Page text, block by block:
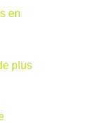
en
plus